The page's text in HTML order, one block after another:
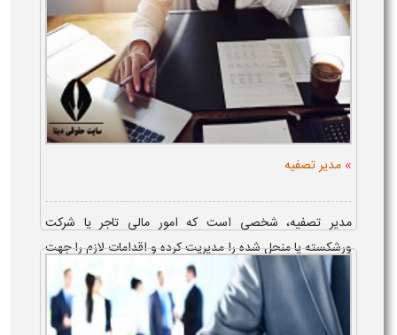
» مدیر تصفیه
مدیر تصفیه، شخصی است که امور مالی تاجر یا شرکت
ورشکسته یا منحل شده را مدیریت کرده و اقدامات لازم را جهت
تسویه بدهی ها انجام می دهد. دعوت طلبکاران و تهیه صورت
دارایی ها، از جمله وظا...